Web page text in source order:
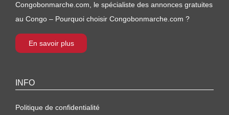
Congobonmarche.com, le spécialiste des annonces gratuites
au Congo – Pourquoi choisir Congobonmarche.com ?
En savoir plus
INFO
Politique de confidentialité